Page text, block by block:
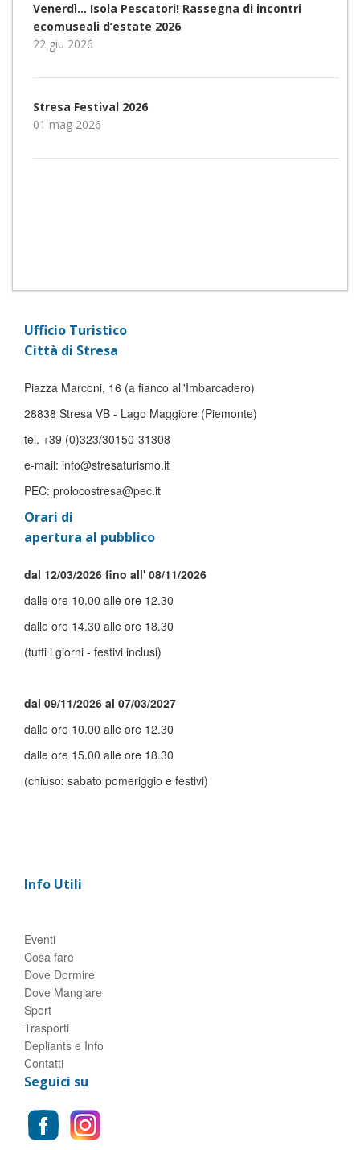
Venerdì… Isola Pescatori! Rassegna di incontri
ecomuseali d’estate 2026
22 giu 2026
Stresa Festival 2026
01 mag 2026
Ufficio Turistico
Città di Stresa
Piazza Marconi, 16 (a fianco all'Imbarcadero)
28838 Stresa VB - Lago Maggiore (Piemonte)
tel. +39 (0)323/30150-31308
e-mail: info@stresaturismo.it
PEC: prolocostresa@pec.it
Orari di
apertura al pubblico
dal 12/03/2026 fino all' 08/11/2026
dalle ore 10.00 alle ore 12.30
dalle ore 14.30 alle ore 18.30
(tutti i giorni - festivi inclusi)
dal 09/11/2026 al 07/03/2027
dalle ore 10.00 alle ore 12.30
dalle ore 15.00 alle ore 18.30
(chiuso: sabato pomeriggio e festivi)
Info Utili
Eventi
Cosa fare
Dove Dormire
Dove Mangiare
Sport
Trasporti
Depliants e Info
Contatti
Seguici su